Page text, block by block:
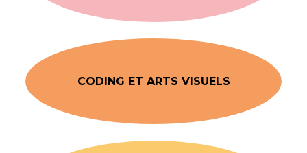
CODING ET ARTS VISUELS